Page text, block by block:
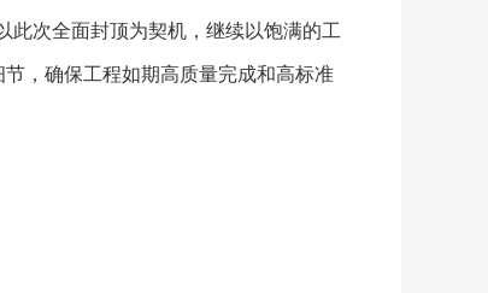
此次全面封顶为契机，继续以饱满的工
，确保工程如期高质量完成和高标准